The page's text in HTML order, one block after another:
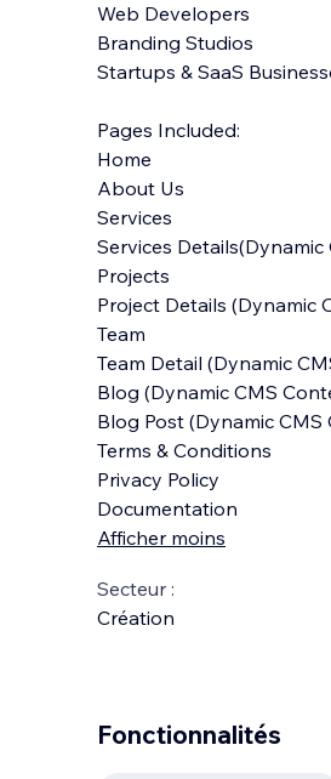
Web Developers
Branding Studios
Startups & SaaS
Pages Included:
Home
About Us
Services
Services
Projects
Project Details (Dynamic
Team
Team Detail (Dynamic
Blog (Dynamic CMS
Blog Post (Dynamic CMS
Terms & Conditions
Privacy Policy
Documentation
Afficher moins
Secteur :
Création
Fonctionnalités